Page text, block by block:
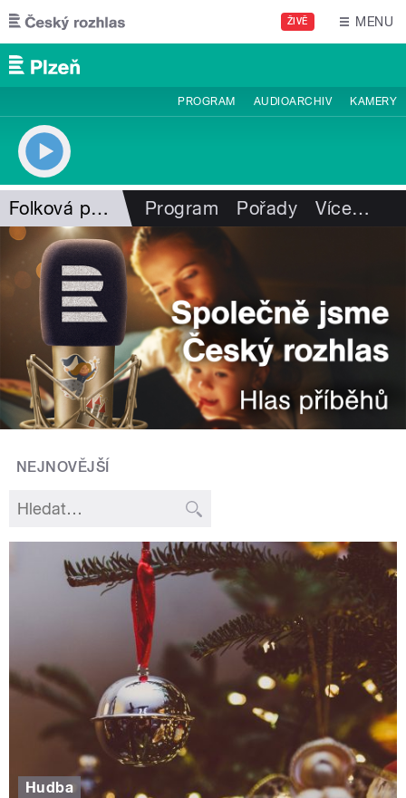
Přejít k hlavnímu obsahu
ŽIVĚ MENU
PROGRAM AUDIOARCHIV KAMERY
Folková pohlazení Program Pořady Více…
NEJNOVĚJŠÍ
Hudba